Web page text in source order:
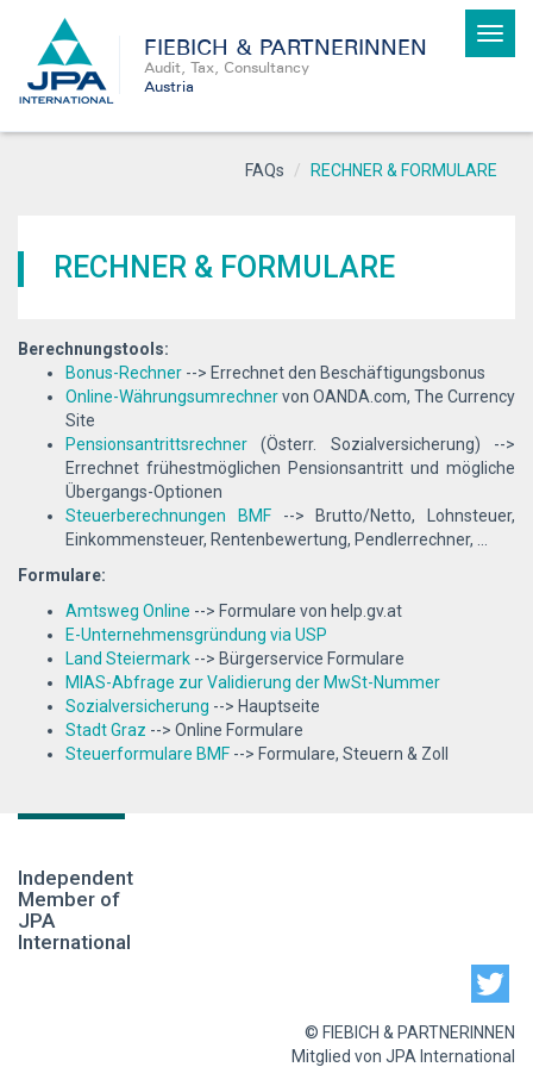
FIEBICH & PARTNERINNEN
Audit, Tax, Consultancy
Austria
FAQs RECHNER & FORMULARE
RECHNER & FORMULARE
Berechnungstools:
Bonus-Rechner --> Errechnet den Beschäftigungsbonus
Online-Währungsumrechnervon OANDA.com, The Currency
Site
Pensionsantrittsrechner (Österr. Sozialversicherung) -->
Errechnet frühestmöglichen Pensionsantritt und mögliche
Übergangs-Optionen
Steuerberechnungen BMF--> Brutto/Netto, Lohnsteuer,
Einkommensteuer, Rentenbewertung, Pendlerrechner, ...
Formulare:
Amtsweg Online --> Formulare von help.gv.at
E-Unternehmensgründung via USP
Land Steiermark --> Bürgerservice Formulare
MIAS-Abfrage zur Validierung der MwSt-Nummer
Sozialversicherung --> Hauptseite
Stadt Graz --> Online Formulare
Steuerformulare BMF --> Formulare, Steuern & Zoll
Independent
Member of
JPA
International
© FIEBICH & PARTNERINNEN
Mitglied von JPA International